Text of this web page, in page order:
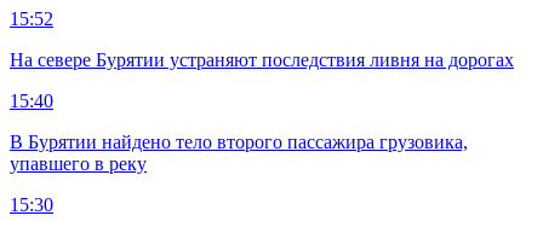
15:52
На севере Бурятии устраняют последствия ливня на дорогах
15:40
В Бурятии найдено тело второго пассажира грузовика,
упавшего в реку
15:30